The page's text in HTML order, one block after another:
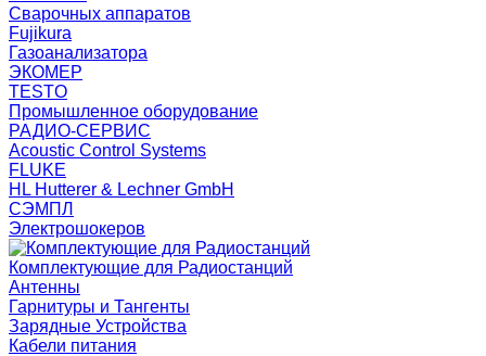
Сварочных аппаратов
Fujikura
Газоанализатора
ЭКОМЕР
TESTO
Промышленное оборудование
РАДИО-СЕРВИС
Acoustic Control Systems
FLUKE
HL Hutterer & Lechner GmbH
СЭМПЛ
Электрошокеров
Комплектующие для Радиостанций
Антенны
Гарнитуры и Тангенты
Зарядные Устройства
Кабели питания